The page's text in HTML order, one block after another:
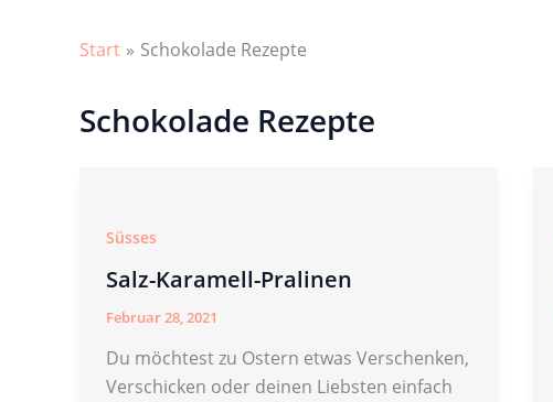
Start Schokolade Rezepte
Schokolade Rezepte
Süsses
Salz-Karamell-Pralinen
Februar 28, 2021
Du möchtest zu Ostern etwas Verschenken,
Verschicken oder deinen Liebsten einfach